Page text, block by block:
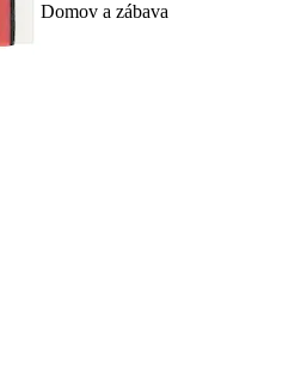
Domov a zábava